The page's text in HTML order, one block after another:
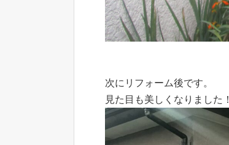
次にリフォーム後です。
見た目も美しくなりました！